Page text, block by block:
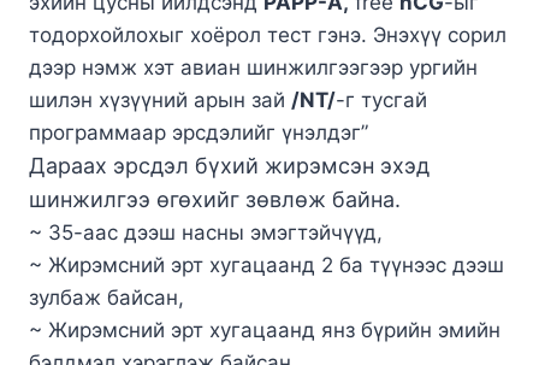
тодорхойлохыг хоёрол тест гэнэ. Энэхүү сорил
дээр нэмж хэт авиан шинжилгээгээр ургийн
шилэн хүзүүний арын зай /NT/-г тусгай
программаар эрсдэлийг үнэлдэг”
Дараах эрсдэл бүхий жирэмсэн эхэд
шинжилгээ өгөхийг зөвлөж байна.
~ 35-аас дээш насны эмэгтэйчүүд,
~ Жирэмсний эрт хугацаанд 2 ба түүнээс дээш
зулбаж байсан,
~ Жирэмсний эрт хугацаанд янз бүрийн эмийн